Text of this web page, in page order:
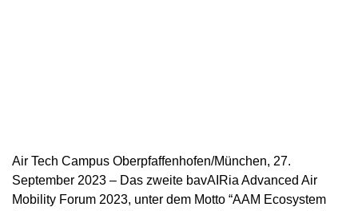
Air Tech Campus Oberpfaffenhofen/München, 27.
September 2023 – Das zweite bavAIRia Advanced Air
Mobility Forum 2023, unter dem Motto “AAM Ecosystem